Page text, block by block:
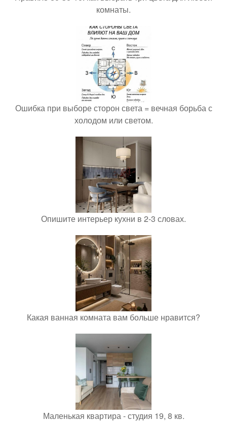
комнаты.
Ошибка при выборе сторон света = вечная борьба с
холодом или светом.
Опишите интерьер кухни в 2-3 словах.
Какая ванная комната вам больше нравится?
Маленькая квартира - студия 19, 8 кв.